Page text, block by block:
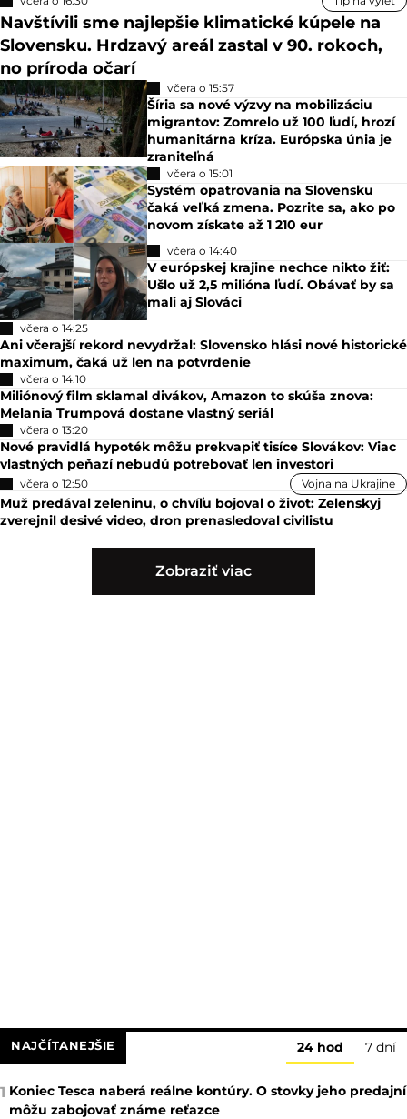
Navštívili sme najlepšie klimatické kúpele na
Slovensku. Hrdzavý areál zastal v 90. rokoch,
no príroda očarí
včera o 15:57
Šíria sa nové výzvy na mobilizáciu
migrantov: Zomrelo už 100 ľudí, hrozí
humanitárna kríza. Európska únia je
zraniteľná
včera o 15:01
Systém opatrovania na Slovensku
čaká veľká zmena. Pozrite sa, ako po
novom získate až 1 210 eur
včera o 14:40
V európskej krajine nechce nikto žiť:
Ušlo už 2,5 milióna ľudí. Obávať by sa
mali aj Slováci
včera o 14:25
Ani včerajší rekord nevydržal: Slovensko hlási nové historické
maximum, čaká už len na potvrdenie
včera o 14:10
Miliónový film sklamal divákov, Amazon to skúša znova:
Melania Trumpová dostane vlastný seriál
včera o 13:20
Nové pravidlá hypoték môžu prekvapiť tisíce Slovákov: Viac
vlastných peňazí nebudú potrebovať len investori
včera o 12:50 Vojna na Ukrajine
Muž predával zeleninu, o chvíľu bojoval o život: Zelenskyj
zverejnil desivé video, dron prenasledoval civilistu
Zobraziť viac
NAJČÍTANEJŠIE 24 hod 7 dní
1 Koniec Tesca naberá reálne kontúry. O stovky jeho predajní
môžu zabojovať známe reťazce